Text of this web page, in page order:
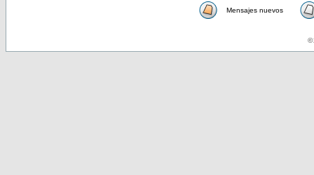
Mensajes nuevos
©